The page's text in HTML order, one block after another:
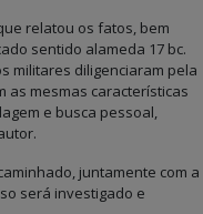
relatou os fatos, bem
sentido alameda 17 bc.
militares diligenciaram pela
as mesmas características
e busca pessoal,
juntamente com a
será investigado e